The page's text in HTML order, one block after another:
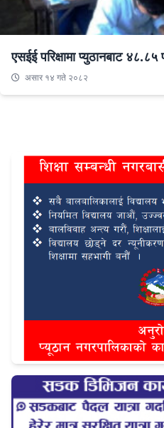
एसईई परिक्षामा प्युठानबाट ४८.८५
असार १४ गते २०८२